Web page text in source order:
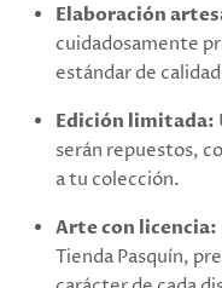
Elaboración
cuidadosamente
estándar de
Edición limitada:
serán repuestos,
a tu colección.
Arte con licencia:
Tienda Pasquín,